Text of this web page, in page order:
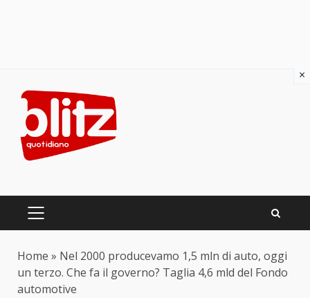
content
PRIMARY
Home » Nel 2000 producevamo 1,5 mln di auto, oggi
un terzo. Che fa il governo? Taglia 4,6 mld del Fondo
automotive
×